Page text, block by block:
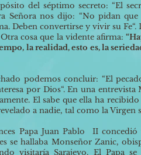
del séptimo secreto: “El
Señora nos dijo: “No pidan
Deben convertirse y vivir su Fe“.
cosa que la vidente afirma:
la realidad, esto es, la
podemos concluir: “El
por Dios“. En una
El sabe que ella ha
a nadie, tal como la Virgen
Papa Juan Pablo II
se hallaba Monseñor Zanic,
visitaría Sarajevo. El Papa